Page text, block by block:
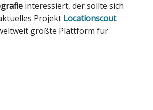
interessiert, der sollte sich
Projekt Locationscout
größte Plattform für